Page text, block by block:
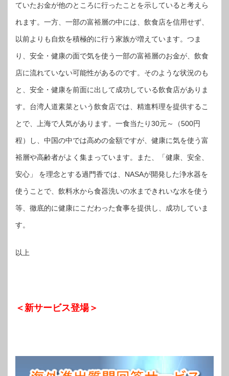
ていたお金が他のところに行ったことを示していると考えら
れます。一方、一部の富裕層の中には、飲食店を信用せず、
以前よりも自炊を積極的に行う家族が増えています。つま
り、安全・健康の面で気を使う一部の富裕層のお金が、飲食
店に流れていない可能性があるのです。そのような状況のも
と、安全・健康を前面に出して成功している飲食店がありま
す。台湾人道素菜という飲食店では、精進料理を提供するこ
とで、上海で人気があります。一食当たり30元～（500円
程）し、中国の中では高めの金額ですが、健康に気を使う富
裕層や高齢者がよく集まっています。また、「健康、安全、
安心」 を理念とする過門香では、NASAが開発した浄水器を
使うことで、飲料水から食器洗いの水まできれいな水を使う
等、徹底的に健康にこだわった食事を提供し、成功していま
す。
以上
＜新サービス登場＞